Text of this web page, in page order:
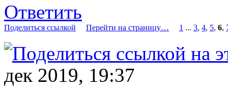
Ответить
Поделиться ссылкой Перейти на страницу… 1 ... 3, 4, 5, 6,
дек 2019, 19:37